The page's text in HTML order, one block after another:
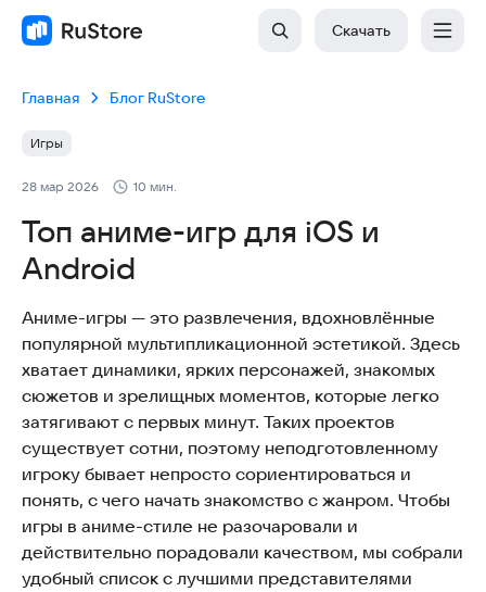
Скачать
Главная Блог RuStore
Игры
28 мар 2026 10 мин.
Топ аниме-игр для iOS и
Android
Аниме-игры — это развлечения, вдохновлённые
популярной мультипликационной эстетикой. Здесь
хватает динамики, ярких персонажей, знакомых
сюжетов и зрелищных моментов, которые легко
затягивают с первых минут. Таких проектов
существует сотни, поэтому неподготовленному
игроку бывает непросто сориентироваться и
понять, с чего начать знакомство с жанром. Чтобы
игры в аниме-стиле не разочаровали и
действительно порадовали качеством, мы собрали
удобный список с лучшими представителями